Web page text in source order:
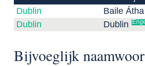
Dublin Baile
Dublin Dublin
Bijvoeglijk